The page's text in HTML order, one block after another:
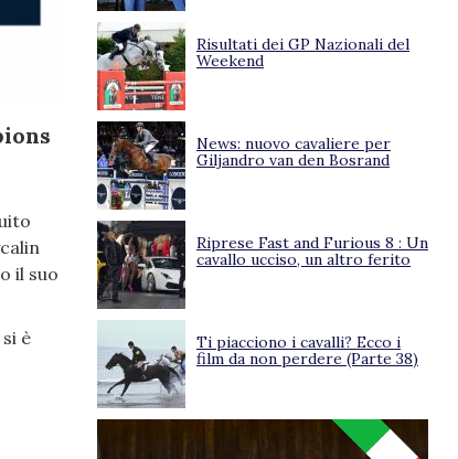
il suo
è
Risultati dei GP Nazionali del
Weekend
News: nuovo cavaliere per
Giljandro van den Bosrand
Riprese Fast and Furious 8 : Un
cavallo ucciso, un altro ferito
Ti piacciono i cavalli? Ecco i
film da non perdere (Parte 38)